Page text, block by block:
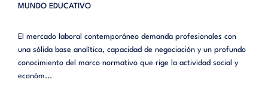
MUNDO EDUCATIVO
El mercado laboral contemporáneo demanda profesionales con
una sólida base analítica, capacidad de negociación y un profundo
conocimiento del marco normativo que rige la actividad social y
económ...